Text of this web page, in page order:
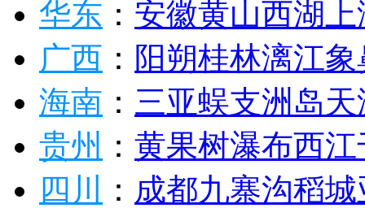
华东 ： 安徽黄山西湖
广西 ： 阳朔桂林漓江象
海南 ： 三亚蜈支洲岛
贵州 ： 黄果树瀑布西江
四川
： 成都九寨沟稻城